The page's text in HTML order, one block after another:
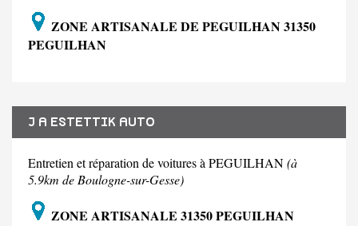
ZONE ARTISANALE DE PEGUILHAN 31350
PEGUILHAN
J A ESTETTIK AUTO
Entretien et réparation de voitures à PEGUILHAN(à
5.9km de Boulogne-sur-Gesse)
ZONE ARTISANALE 31350 PEGUILHAN